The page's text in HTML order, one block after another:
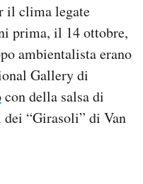
il clima legate
prima, il 14 ottobre,
ambientalista erano
Gallery di
con della salsa di
“Girasoli” di Van